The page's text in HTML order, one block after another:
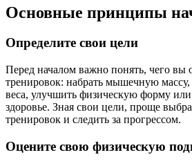
Основные принципы
Определите свои цели
Перед началом важно понять, чего вы
тренировок: набрать мышечную массу,
веса, улучшить физическую форму
здоровье. Зная свои цели, проще
тренировок и следить за прогрессом.
Оцените свою физическую